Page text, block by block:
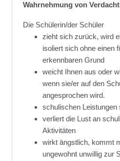
Wahrnehmung von
Die Schülerin/der Schüler
zieht sich zurück, wird
isoliert sich ohne einen
erkennbaren Grund
weicht Ihnen aus oder
wenn sie/er auf den
angesprochen wird.
schulischen Leistungen
verliert die Lust an
Aktivitäten
wirkt ängstlich, kommt
ungewohnt unwillig zur